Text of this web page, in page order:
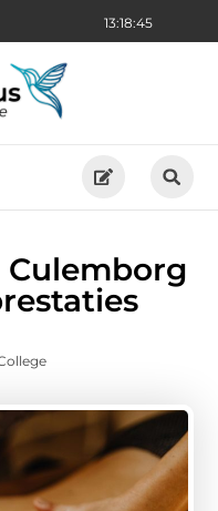
13:18:47
Culemborg